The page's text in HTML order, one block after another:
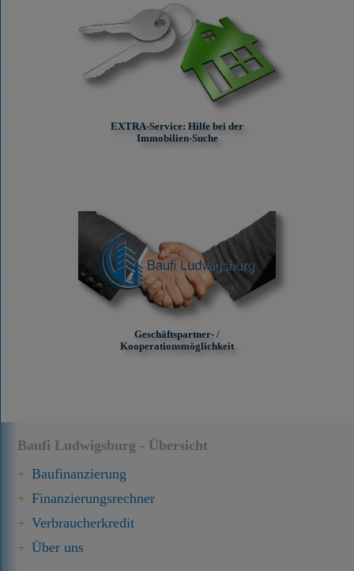
Baufi Ludwigsburg - Übersicht
Baufinanzierung
Finanzierungsrechner
Verbraucherkredit
Über uns
EXTRA-Service: Hilfe bei der
Immobilien-Suche
Geschäftspartner- /
Kooperationsmöglichkeit